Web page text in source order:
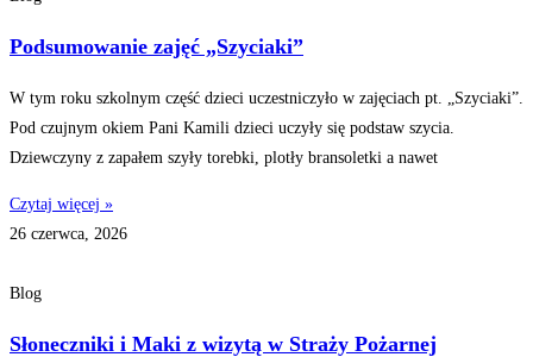
Podsumowanie zajęć „Szyciaki”
W tym roku szkolnym część dzieci uczestniczyło w zajęciach pt. „Szyciaki”.
Pod czujnym okiem Pani Kamili dzieci uczyły się podstaw szycia.
Dziewczyny z zapałem szyły torebki, plotły bransoletki a nawet
Czytaj więcej »
26 czerwca, 2026
Blog
Słoneczniki i Maki z wizytą w Straży Pożarnej